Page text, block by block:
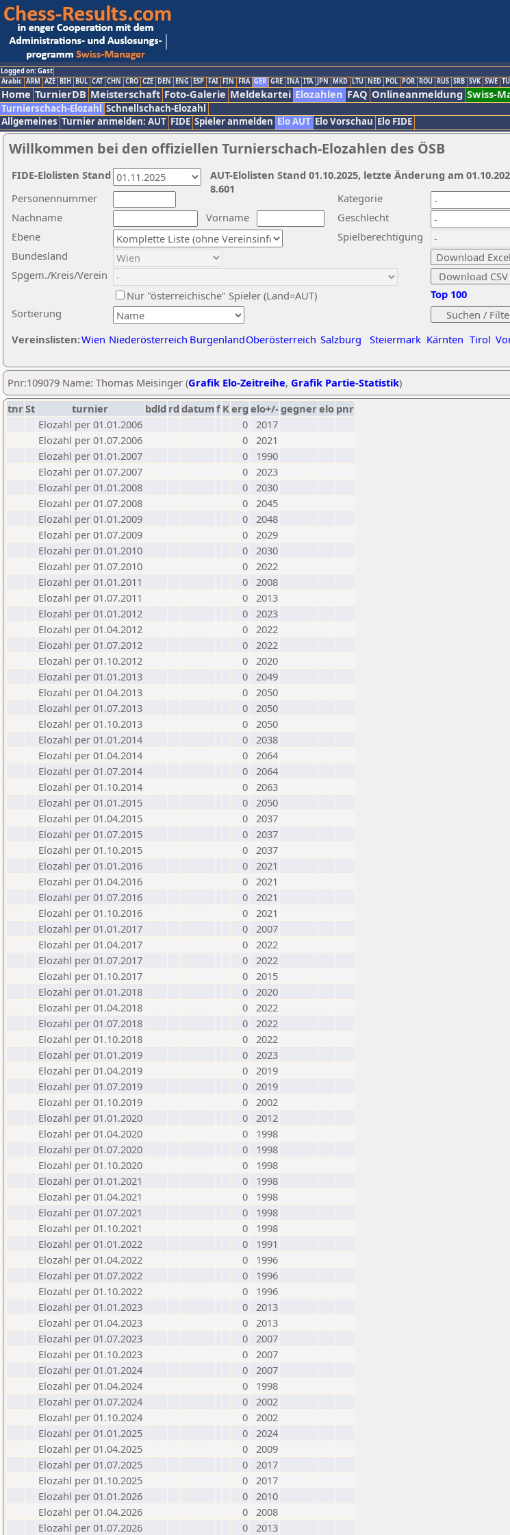
Logged on: Gast
Arabic ARM AZE BIH BUL CAT CHN CRO CZE DEN ENG ESP FAI FIN FRA GER GRE INA ITA JPN MKD LTU NED POL POR ROU RUS SRB SVK SWE
Home TurnierDB Meisterschaft Foto-Galerie Meldekartei Elozahlen FAQ Onlineanmeldung Swiss-
Turnierschach-Elozahl Schnellschach-Elozahl
Allgemeines Turnier anmelden: AUT FIDE Spieler anmelden Elo AUT Elo Vorschau Elo FIDE
Willkommen bei den offiziellen Turnierschach-Elozahlen des ÖSB
Nachname
Vorname
Ebene
Kategorie
Sortierung
Personennummer
Bundesland
Spgem./Kreis/Verein
Geschlecht
Nur "österreichische" Spieler (Land=AUT)
Spielberechtigung
Vereinslisten:Wien Niederösterreich BurgenlandOberösterreich Salzburg Steiermark Kärnten Tirol
Top 100
AUT-Elolisten Stand 01.10.2025, letzte Änderung am
8.601
FIDE-Elolisten Stand
Pnr:109079 Name: Thomas Meisinger (Grafik Elo-Zeitreihe, Grafik Partie-Statistik)
tnrSt turnier bdld rd datumf Kerg elo+/-gegnerelo pnr
Elozahl per 01.01.2006
0 2017
Elozahl per 01.07.2006
0 2021
Elozahl per 01.01.2007
0
1990
Elozahl per 01.07.2007
0 2023
Elozahl per 01.01.2008
0 2030
Elozahl per 01.07.2008
0 2045
Elozahl per 01.01.2009
0 2048
Elozahl per 01.07.2009
0 2029
Elozahl per 01.01.2010
0 2030
Elozahl per 01.07.2010
0 2022
Elozahl per 01.01.2011
0 2008
Elozahl per 01.07.2011
0 2013
Elozahl per 01.01.2012
0 2023
Elozahl per 01.04.2012
0 2022
Elozahl per 01.07.2012
0 2022
Elozahl per 01.10.2012
0 2020
Elozahl per 01.01.2013
0 2049
Elozahl per 01.04.2013
0 2050
Elozahl per 01.07.2013
0 2050
Elozahl per 01.10.2013
0 2050
Elozahl per 01.01.2014
0 2038
Elozahl per 01.04.2014
0 2064
Elozahl per 01.07.2014
0 2064
Elozahl per 01.10.2014
0 2063
Elozahl per 01.01.2015
0 2050
Elozahl per 01.04.2015
0 2037
Elozahl per 01.07.2015
0 2037
Elozahl per 01.10.2015
0 2037
Elozahl per 01.01.2016
0 2021
Elozahl per 01.04.2016
0 2021
Elozahl per 01.07.2016
0 2021
Elozahl per 01.10.2016
0 2021
Elozahl per 01.01.2017
0 2007
Elozahl per 01.04.2017
0 2022
Elozahl per 01.07.2017
0 2022
Elozahl per 01.10.2017
0 2015
Elozahl per 01.01.2018
0 2020
Elozahl per 01.04.2018
0 2022
Elozahl per 01.07.2018
0 2022
Elozahl per 01.10.2018
0 2022
Elozahl per 01.01.2019
0 2023
Elozahl per 01.04.2019
0 2019
Elozahl per 01.07.2019
0 2019
Elozahl per 01.10.2019
0 2002
Elozahl per 01.01.2020
0 2012
Elozahl per 01.04.2020
0
1998
Elozahl per 01.07.2020
0
1998
Elozahl per 01.10.2020
0
1998
Elozahl per 01.01.2021
0
1998
Elozahl per 01.04.2021
0
1998
Elozahl per 01.07.2021
0
1998
Elozahl per 01.10.2021
0
1998
Elozahl per 01.01.2022
0
1991
Elozahl per 01.04.2022
0
1996
Elozahl per 01.07.2022
0
1996
Elozahl per 01.10.2022
0
1996
Elozahl per 01.01.2023
0 2013
Elozahl per 01.04.2023
0 2013
Elozahl per 01.07.2023
0 2007
Elozahl per 01.10.2023
0 2007
Elozahl per 01.01.2024
0 2007
Elozahl per 01.04.2024
0
1998
Elozahl per 01.07.2024
0 2002
Elozahl per 01.10.2024
0 2002
Elozahl per 01.01.2025
0 2024
Elozahl per 01.04.2025
0 2009
Elozahl per 01.07.2025
0 2017
Elozahl per 01.10.2025
0 2017
Elozahl per 01.01.2026
0 2010
Elozahl per 01.04.2026
0 2008
Elozahl per 01.07.2026
0 2013